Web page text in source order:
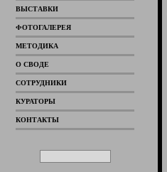
ВЫСТАВКИ
ФОТОГАЛЕРЕЯ
МЕТОДИКА
О СВОДЕ
СОТРУДНИКИ
КУРАТОРЫ
КОНТАКТЫ